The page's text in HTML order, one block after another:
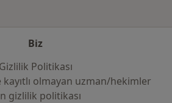
Biz
Gizlilik Politikası
olmayan uzman/hekimler
gizlilik politikası